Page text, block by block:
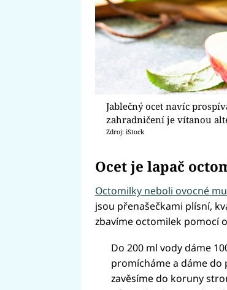
Jablečný ocet navíc
zahradničení je vítanou
Zdroj: iStock
Ocet je lapač
Octomilky neboli ovocné
jsou přenašečkami plísní,
zbavíme octomilek pomocí
Do 200 ml vody dáme
promícháme a dáme do
zavěsíme do koruny